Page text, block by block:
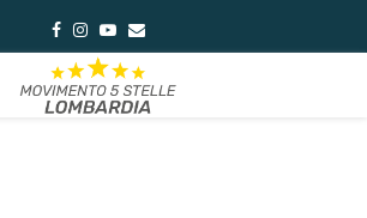
Facebook
Instagram
Youtube
Email